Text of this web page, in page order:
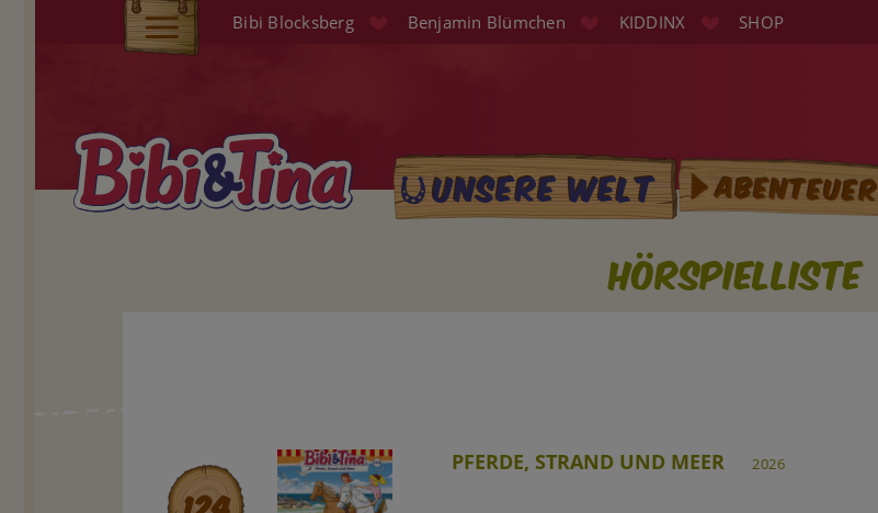
Elterninfo
Hörspiele
Audio (EN)
Bibi Blocksberg Benjamin Blümchen KIDDINX SHOP
Main
navigation
Unsere Welt Abenteuer
Hörspielliste
PFERDE, STRAND UND MEER 2026